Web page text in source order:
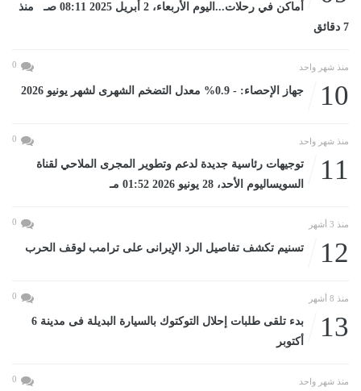
أماكن في رحلات...اليوم الأربعاء، 2 أبريل 2025 08:11 صـ منذ
7 دقائق
منذ شهر واحد 0
10 جهاز الإحصاء: - 0.9% معدل التضخم الشهرى لشهر يونيو 2026
منذ شهر واحد 0
11
توجيهات رئاسية جديدة لدعم وتطوير المجرى الملاحي لقناة
السويساليوم الأحد، 28 يونيو 2026 01:52 مـ
منذ 3 أشهر 0
12 تسنيم تكشف تفاصيل الرد الإيرانى على ترامب لوقف الحرب
منذ 8 أشهر 0
13
بدء تلقى طلبات إحلال التوكتوك بالسيارة البديلة فى مدينة 6
أكتوبر
منذ شهر واحد 0